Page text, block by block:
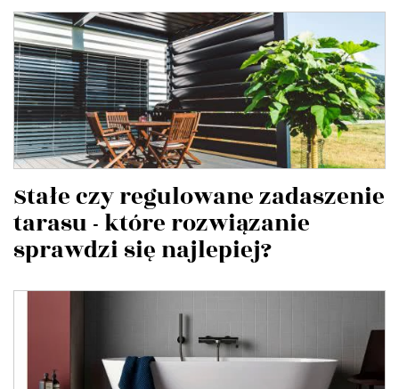
Stałe czy regulowane zadaszenie
tarasu - które rozwiązanie
sprawdzi się najlepiej?